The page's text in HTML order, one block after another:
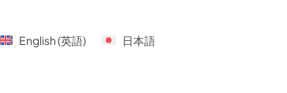
English(英語) 日本語